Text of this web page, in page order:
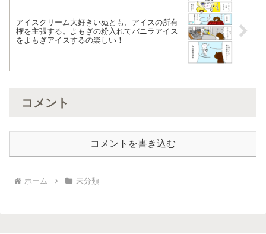
アイスクリーム大好きいぬとも、アイスの所有
権を主張する。よもぎの粉入れてバニラアイス
をよもぎアイスするの楽しい！
コメント
コメントを書き込む
ホーム 未分類